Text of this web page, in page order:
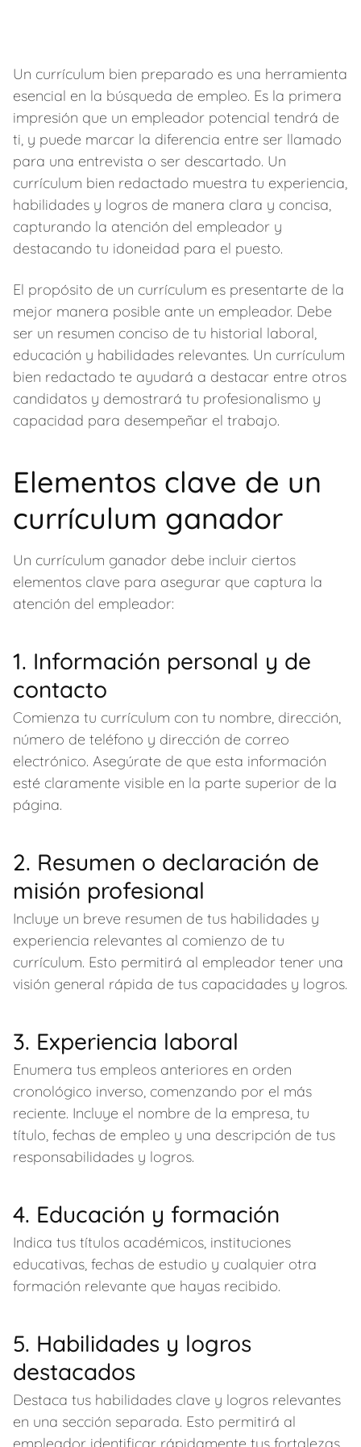
Un currículum bien preparado es una herramienta
esencial en la búsqueda de empleo. Es la primera
impresión que un empleador potencial tendrá de
ti, y puede marcar la diferencia entre ser llamado
para una entrevista o ser descartado. Un
currículum bien redactado muestra tu experiencia,
habilidades y logros de manera clara y concisa,
capturando la atención del empleador y
destacando tu idoneidad para el puesto.
El propósito de un currículum es presentarte de la
mejor manera posible ante un empleador. Debe
ser un resumen conciso de tu historial laboral,
educación y habilidades relevantes. Un currículum
bien redactado te ayudará a destacar entre otros
candidatos y demostrará tu profesionalismo y
capacidad para desempeñar el trabajo.
Elementos clave de un
currículum ganador
Un currículum ganador debe incluir ciertos
elementos clave para asegurar que captura la
atención del empleador:
1. Información personal y de
contacto
Comienza tu currículum con tu nombre, dirección,
número de teléfono y dirección de correo
electrónico. Asegúrate de que esta información
esté claramente visible en la parte superior de la
página.
2. Resumen o declaración de
misión profesional
Incluye un breve resumen de tus habilidades y
experiencia relevantes al comienzo de tu
currículum. Esto permitirá al empleador tener una
visión general rápida de tus capacidades y logros.
3. Experiencia laboral
Enumera tus empleos anteriores en orden
cronológico inverso, comenzando por el más
reciente. Incluye el nombre de la empresa, tu
título, fechas de empleo y una descripción de tus
responsabilidades y logros.
4. Educación y formación
Indica tus títulos académicos, instituciones
educativas, fechas de estudio y cualquier otra
formación relevante que hayas recibido.
5. Habilidades y logros
destacados
Destaca tus habilidades clave y logros relevantes
en una sección separada. Esto permitirá al
empleador identificar rápidamente tus fortalezas